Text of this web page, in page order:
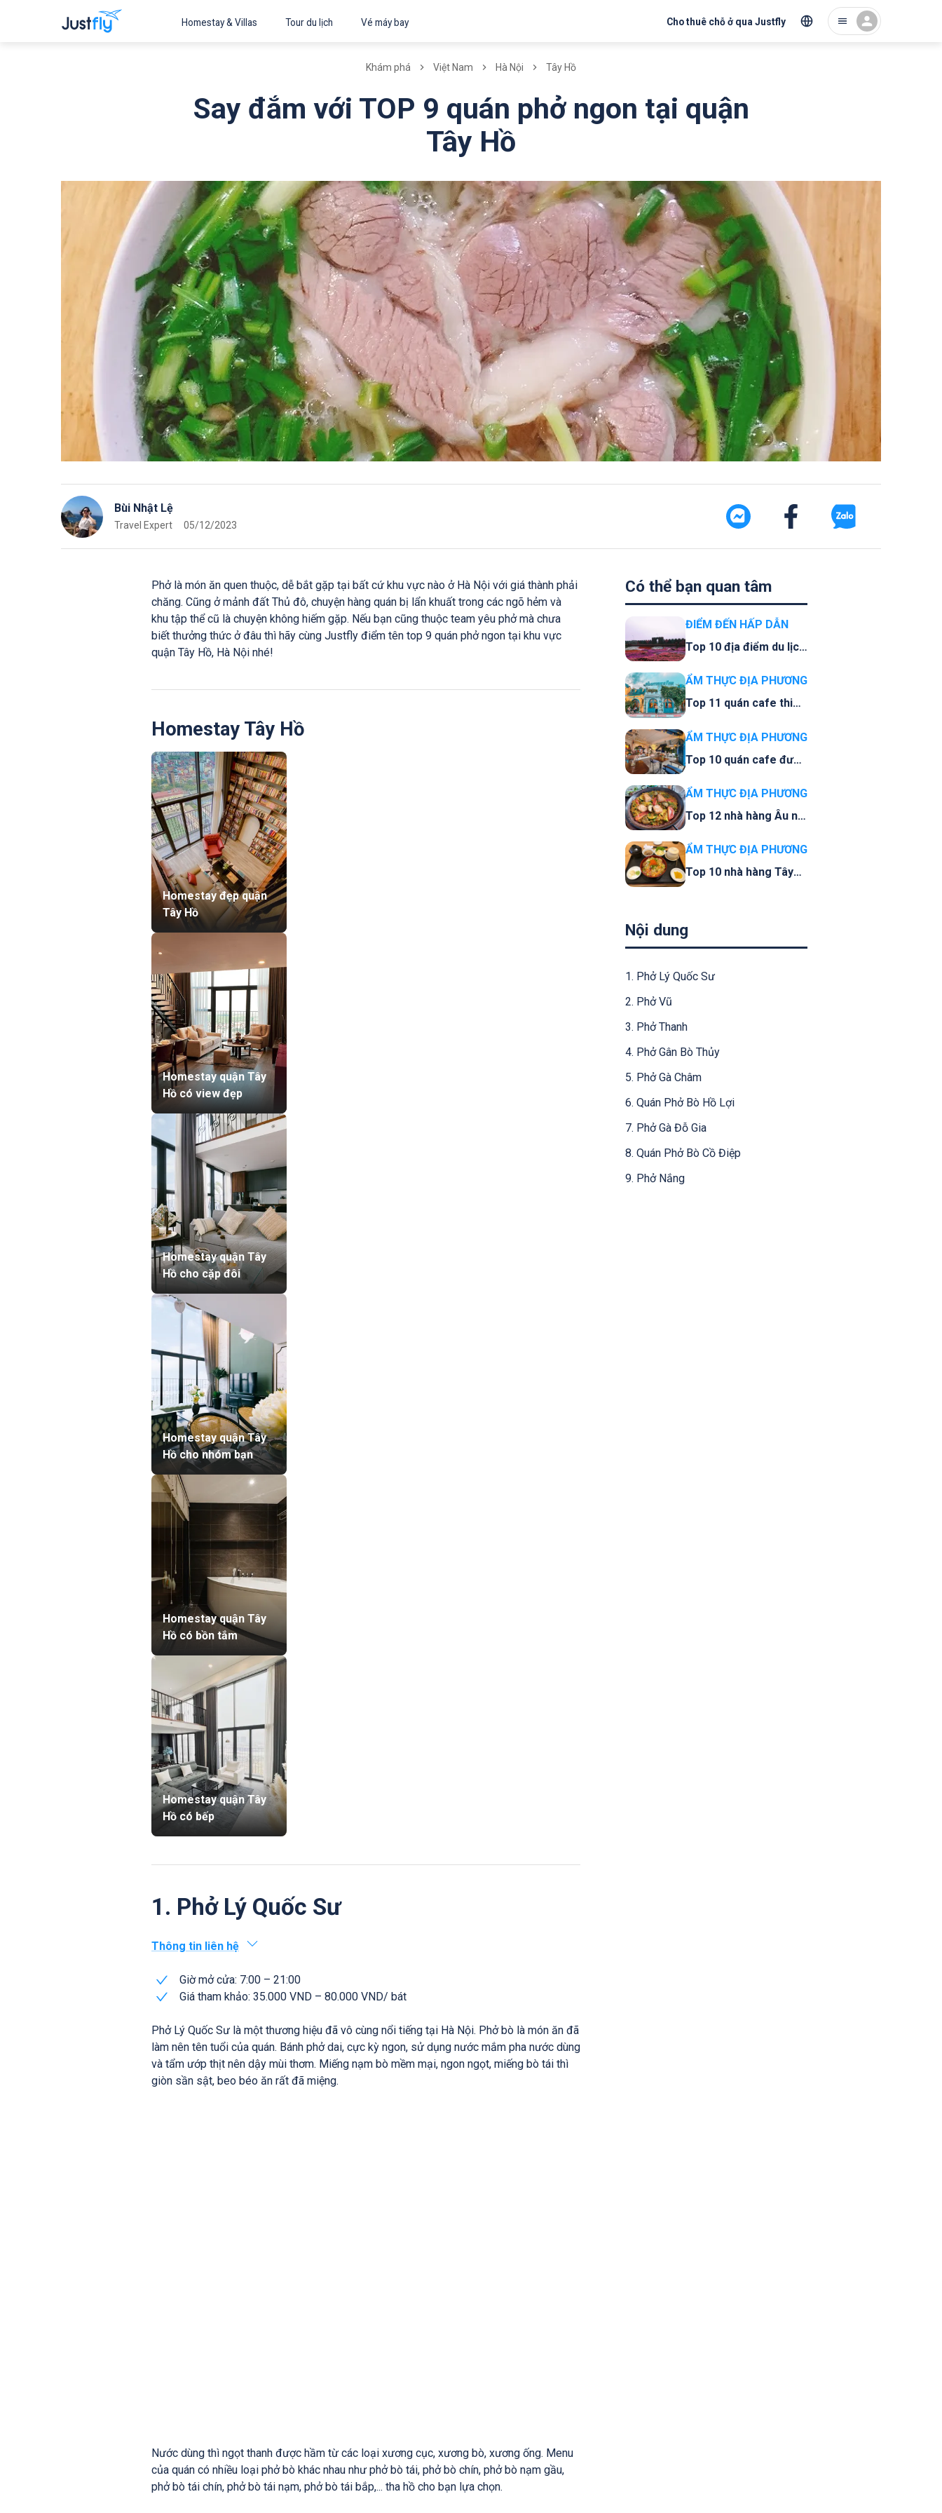
Homestay & Villas Tour du lịch Vé máy bay Cho thuê chỗ ở qua Justfly
Khám phá Việt Nam Hà Nội Tây Hồ
Say đắm với TOP 9 quán phở ngon tại quận
Tây Hồ
Bùi Nhật Lệ
Travel Expert 05/12/2023
Phở là món ăn quen thuộc, dễ bắt gặp tại bất cứ khu vực nào ở Hà Nội với giá thành phải
chăng. Cũng ở mảnh đất Thủ đô, chuyện hàng quán bị lẩn khuất trong các ngõ hẻm và
khu tập thể cũ là chuyện không hiếm gặp. Nếu bạn cũng thuộc team yêu phở mà chưa
biết thưởng thức ở đâu thì hãy cùng Justfly điểm tên top 9 quán phở ngon tại khu vực
quận Tây Hồ, Hà Nội nhé!
Homestay Tây Hồ
Homestay đẹp quận
Tây Hồ
Homestay quận Tây
Hồ có view đẹp
Homestay quận Tây
Hồ cho cặp đôi
Homestay quận Tây
Hồ cho nhóm bạn
Homestay quận Tây
Hồ có bồn tắm
Homestay quận Tây
Hồ có bếp
1. Phở Lý Quốc Sư
Thông tin liên hệ
Giờ mở cửa: 7:00 – 21:00
Giá tham khảo: 35.000 VND – 80.000 VND/ bát
Phở Lý Quốc Sư là một thương hiệu đã vô cùng nổi tiếng tại Hà Nội. Phở bò là món ăn đã
làm nên tên tuổi của quán. Bánh phở dai, cực kỳ ngon, sử dụng nước mắm pha nước dùng
và tẩm ướp thịt nên dậy mùi thơm. Miếng nạm bò mềm mại, ngon ngọt, miếng bò tái thì
giòn sần sật, beo béo ăn rất đã miệng.
Nước dùng thì ngọt thanh được hầm từ các loại xương cục, xương bò, xương ống. Menu
của quán có nhiều loại phở bò khác nhau như phở bò tái, phở bò chín, phở bò nạm gầu,
phở bò tái chín, phở bò tái nạm, phở bò tái bắp,... tha hồ cho bạn lựa chọn.
Có thể bạn quan tâm
ĐIỂM ĐẾN HẤP DẪN
Top 10 địa điểm du lịch
bỏ lỡ
ẨM THỰC ĐỊA PHƯƠNG
Top 11 quán cafe thiên
check-in quận Tây Hồ
ẨM THỰC ĐỊA PHƯƠNG
Top 10 quán cafe được
ẨM THỰC ĐỊA PHƯƠNG
Top 12 nhà hàng Âu nổi
Nội
ẨM THỰC ĐỊA PHƯƠNG
Top 10 nhà hàng Tây
Nội dung
1. Phở Lý Quốc Sư
2. Phở Vũ
3. Phở Thanh
4. Phở Gân Bò Thủy
5. Phở Gà Châm
6. Quán Phở Bò Hồ Lợi
7. Phở Gà Đỗ Gia
8. Quán Phở Bò Cồ Điệp
9. Phở Nắng